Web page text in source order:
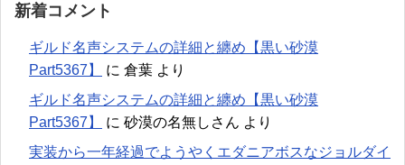
新着コメント
ギルド名声システムの詳細と纏め【黒い砂漠
Part5367】
に 倉葉 より
ギルド名声システムの詳細と纏め【黒い砂漠
Part5367】
に 砂漠の名無しさん より
実装から一年経過でようやくエダニアボスなジョルダイ